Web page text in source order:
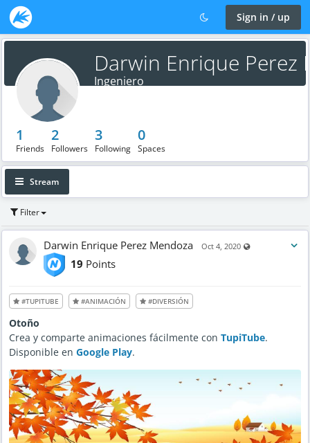
Sign in / up
Darwin Enrique Perez
Ingeniero
1
Friends
2
Followers
3
Following
0
Spaces
Stream
Filter
Darwin Enrique Perez Mendoza Oct 4, 2020 Visible also to
19 Points
#TUPITUBE #ANIMACIÓN #DIVERSIÓN
Otoño
Crea y comparte animaciones fácilmente con TupiTube.
Disponible en Google Play.